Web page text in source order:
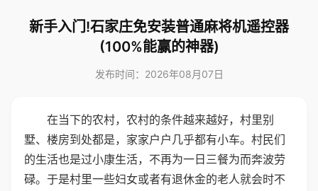
新手入门!石家庄免安装普通麻将机遥控器
(100%能赢的神器)
发布时间：2026年08月07日
在当下的农村，农村的条件越来越好，村里别
墅、楼房到处都是，家家户户几乎都有小车。村民们
的生活也是过小康生活，不再为一日三餐为而奔波劳
碌。于是村里一些妇女或者有退休金的老人就会时不